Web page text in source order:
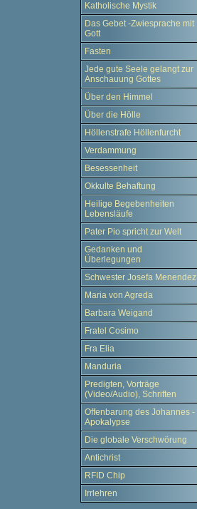
Katholische Mystik
Das Gebet -Zwiesprache mit
Gott
Fasten
Jede gute Seele gelangt zur
Anschauung Gottes
Über den Himmel
Über die Hölle
Höllenstrafe Höllenfurcht
Verdammung
Besessenheit
Okkulte Behaftung
Heilige Begebenheiten
Lebensläufe
Pater Pio spricht zur Welt
Gedanken und
Überlegungen
Schwester Josefa Menendez
Maria von Agreda
Barbara Weigand
Fratel Cosimo
Fra Elia
Manduria
Predigten, Vorträge
(Video/Audio), Schriften
Offenbarung des Johannes -
Apokalypse
Die globale Verschwörung
Antichrist
RFID Chip
Irrlehren